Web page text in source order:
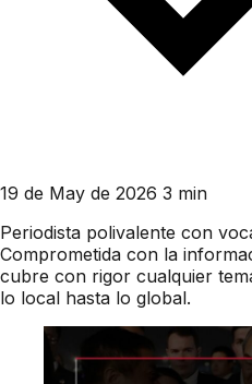
19 de May de 2026 3 min
Periodista polivalente con
Comprometida con la
cubre con rigor cualquier
lo local hasta lo global.